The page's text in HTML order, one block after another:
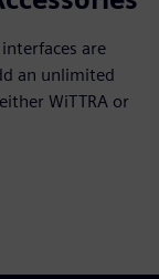
are
an unlimited
WiTTRA or